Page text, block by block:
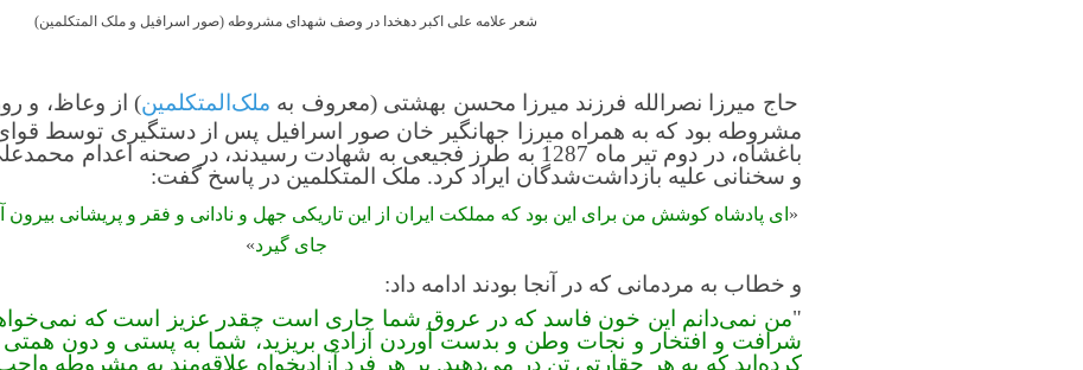
شعر علامه علی اکبر دهخدا در وصف شهدای مشروطه (صور اسرافیل و ملک المتکلمین)
حاج میرزا نصرالله فرزند میرزا محسن بهشتی (معروف به ملک‌المتکلمین) از وعاظ، و
مشروطه بود که به همراه میرزا جهانگیر خان صور اسرافیل پس از دستگیری توسط
باغشاه، در دوم تیر ماه 1287 به طرز فجیعی به شهادت رسیدند، در صحنه
و سخنانی علیه بازداشت‌شدگان ایراد کرد. ملک المتکلمین در پاسخ گفت:
« ای پادشاه کوشش من برای این بود که مملکت ایران از این تاریکی جهل و نادانی و فقر و پریشانی
جای گیرد»
و خطاب به مردمانی که در آنجا بودند ادامه داد:
"من نمی‌دانم این خون فاسد که در عروق شما جاری است چقدر عزیز است که
شرافت و افتخار و نجات وطن و بدست آوردن آزادی بریزید، شما به پستی و دون
کرده‌اید که به هر حقارتی تن در می‌دهید. بر هر فرد آزادیخواه علاقه‌مند به مشروطه